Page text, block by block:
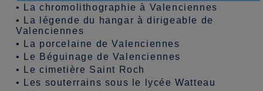
•
La chromolithographie à Valenciennes
•
La légende du hangar à dirigeable de
Valenciennes
•
La porcelaine de Valenciennes
•
Le Béguinage de Valenciennes
•
Le cimetière Saint Roch
•
Les souterrains sous le lycée Watteau